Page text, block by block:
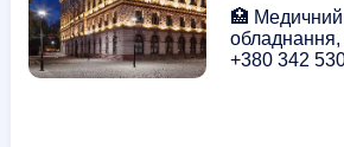
Комп'ютерні курси для пенсіонерів
Курси звукорежисерів
Курси
🏥 Медичний
обладнання,
+380 342